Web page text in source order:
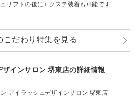
リフトの後にエクステ装着も可能です
こだわり特集を見る
ザインサロン 堺東店の詳細情報
ン アイラッシュデザインサロン 堺東店